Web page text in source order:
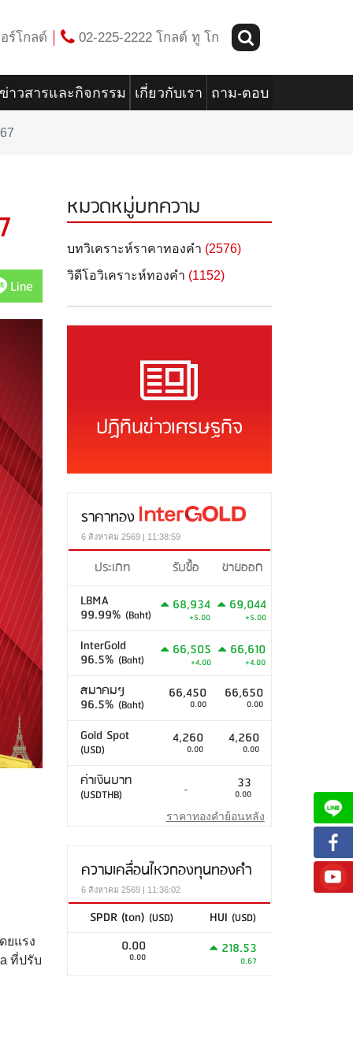
ร์โกลด์ 02-225-2222 โกลด์ ทู โก
ข่าวสารและกิจกรรม เกี่ยวกับเรา ถาม-ตอบ
Line
ยแรง
ที่ปรับ
หมวดหมู่บทความ
บทวิเคราะห์ราคาทองคำ (2576)
วิดีโอวิเคราะห์ทองคำ (1152)
ปฏิทินข่าวเศรษฐกิจ
ราคาทอง
6 สิงหาคม 2569 | 11:38:59
ประเภท รับซื้อ
ขายออก
LBMA
99.99% (Baht)
68,934
+5.00
69,044
+5.00
InterGold
96.5% (Baht)
66,505
+4.00
66,610
+4.00
สมาคมฯ
96.5% (Baht)
66,450
0.00
66,650
0.00
Gold Spot
(USD)
4,260
0.00
4,260
0.00
ค่าเงินบาท
(USDTHB) - 33
0.00
ราคาทองคำย้อนหลัง
ความเคลื่อนไหวกองทุนทองคำ
6 สิงหาคม 2569 | 11:36:02
SPDR (ton) (USD) HUI (USD)
0.00
0.00 218.53
0.67